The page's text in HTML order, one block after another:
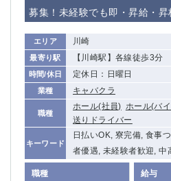
募集！未経験でも即・昇給・
エリア 川崎
最寄り駅 【川崎駅】各線徒歩3
時間/休日 定休日：日曜日
業種 キャバクラ
職種
ホール(社員) ホール(バ
送りドライバー
キーワード
日払いOK, 寮完備, 食事
者優遇, 未経験者歓迎, 中
職種 給与